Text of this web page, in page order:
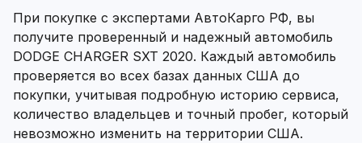
При покупке с экспертами АвтоКарго РФ, вы
получите проверенный и надежный автомобиль
DODGE CHARGER SXT 2020. Каждый автомобиль
проверяется во всех базах данных США до
покупки, учитывая подробную историю сервиса,
количество владельцев и точный пробег, который
невозможно изменить на территории США.